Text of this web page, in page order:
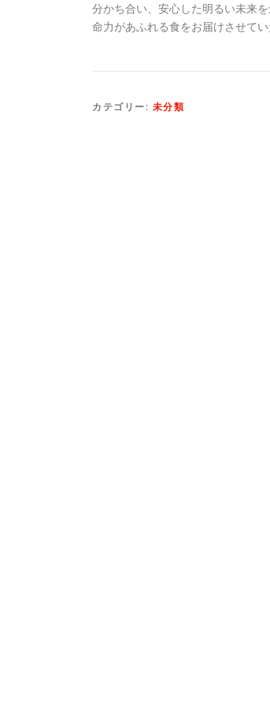
分かち合い、安心した明るい未来
命力があふれる食をお届けさせて
カテゴリー: 未分類